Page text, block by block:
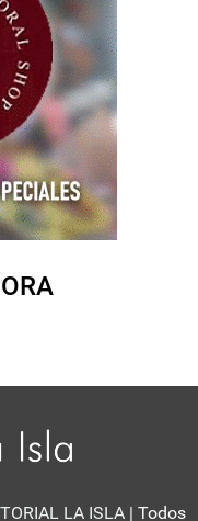
LA ISLA | Todos